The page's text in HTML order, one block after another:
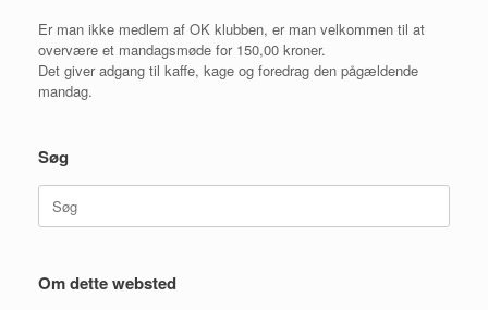
Er man ikke medlem af OK klubben, er man velkommen til at
overvære et mandagsmøde for 150,00 kroner.
Det giver adgang til kaffe, kage og foredrag den pågældende
mandag.
Søg
Søg
efter:
Om dette websted